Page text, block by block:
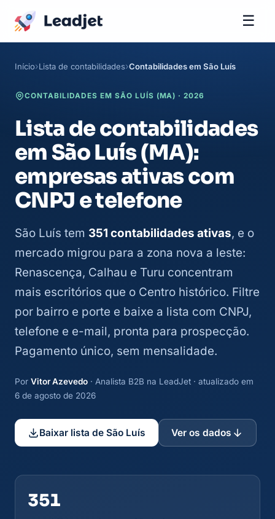
☰
Início Lista de contabilidades Contabilidades em São Luís
CONTABILIDADES EM SÃO LUÍS (MA) · 2026
Lista de contabilidades
em São Luís (MA):
empresas ativas com
CNPJ e telefone
São Luís tem 351 contabilidades ativas, e o
mercado migrou para a zona nova a leste:
Renascença, Calhau e Turu concentram
mais escritórios que o Centro histórico. Filtre
por bairro e porte e baixe a lista com CNPJ,
telefone e e-mail, pronta para prospecção.
Pagamento único, sem mensalidade.
Por Vitor Azevedo · Analista B2B na LeadJet · atualizado em
6 de agosto de 2026
Baixar lista de São Luís Ver os dados
351